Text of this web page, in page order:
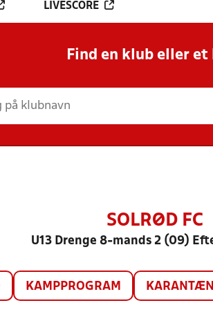
LIVESCORE
Find en klub eller et
SOLRØD FC
U13 Drenge 8-mands 2 (09)
KAMPPROGRAM